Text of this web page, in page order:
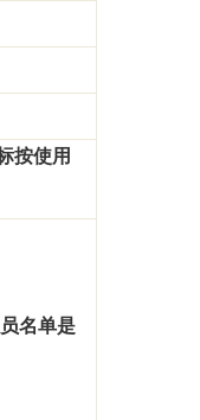
按使用
名单是